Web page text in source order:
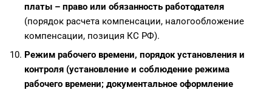
платы – право или обязанность работодателя
(порядок расчета компенсации, налогообложение
компенсации, позиция КС РФ).
Режим рабочего времени, порядок установления и
контроля (установление и соблюдение режима
рабочего времени; документальное оформление